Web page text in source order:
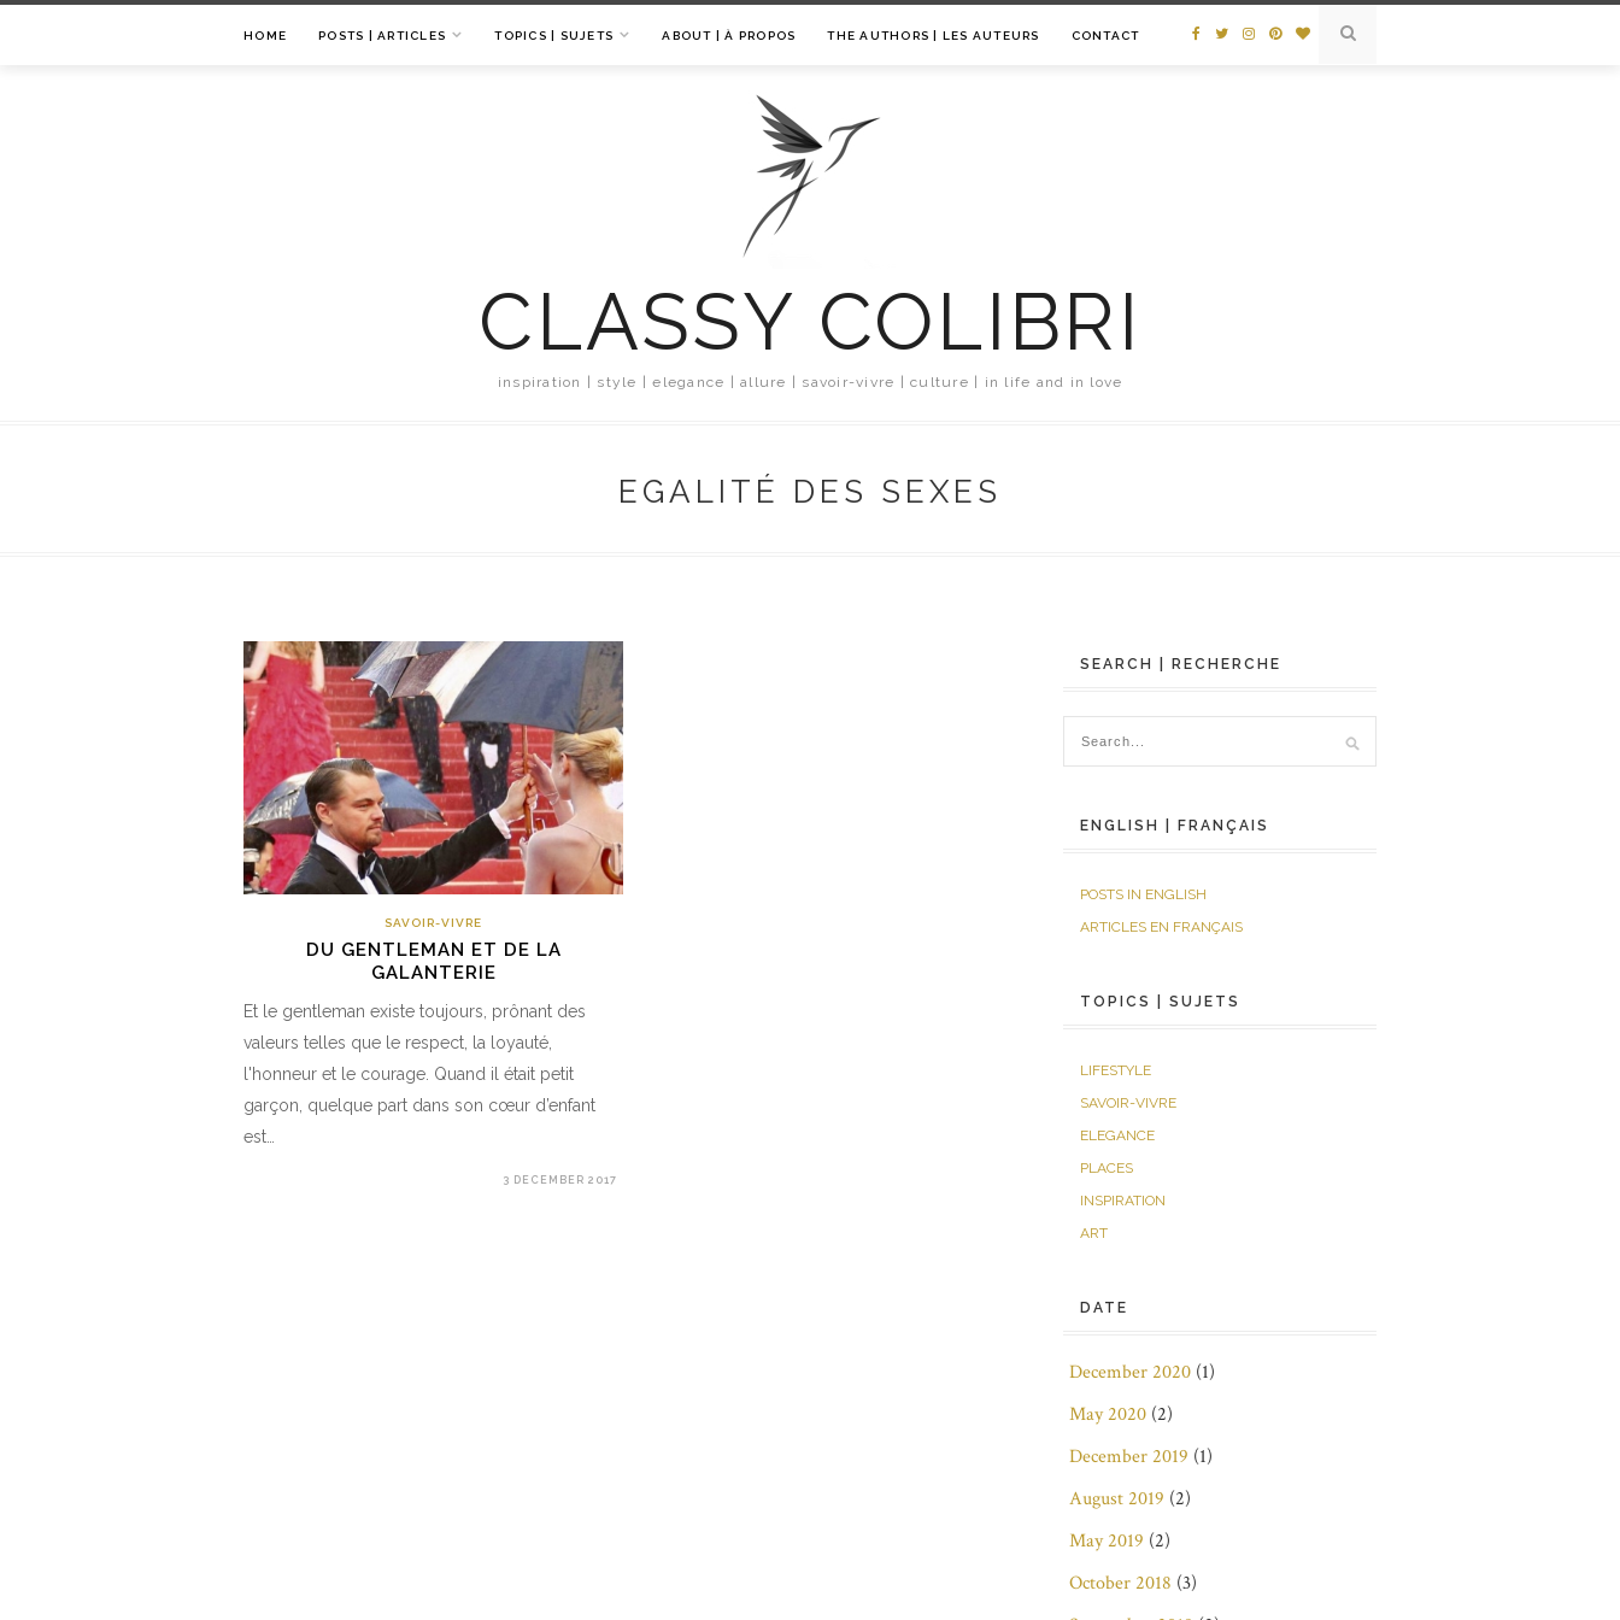
HOME POSTS | ARTICLES TOPICS | SUJETS ABOUT | À PROPOS THE AUTHORS | LES AUTEURS CONTACT
CLASSY COLIBRI
inspiration | style | elegance | allure | savoir-vivre | culture | in life and in love
EGALITÉ DES SEXES
SAVOIR-VIVRE
DU GENTLEMAN ET DE LA
GALANTERIE
Et le gentleman existe toujours, prônant des
valeurs telles que le respect, la loyauté,
l'honneur et le courage. Quand il était petit
garçon, quelque part dans son cœur d’enfant
est…
3 DECEMBER 2017
SEARCH | RECHERCHE
ENGLISH | FRANÇAIS
POSTS IN ENGLISH
ARTICLES EN FRANÇAIS
TOPICS | SUJETS
LIFESTYLE
SAVOIR-VIVRE
ELEGANCE
PLACES
INSPIRATION
ART
DATE
December 2020 (1)
May 2020 (2)
December 2019 (1)
August 2019 (2)
May 2019 (2)
October 2018 (3)